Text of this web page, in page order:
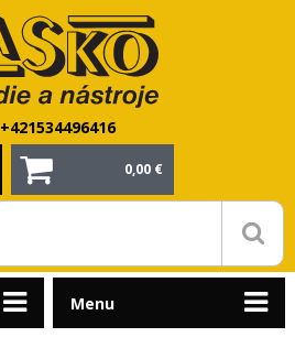
+421534496416
0,00 €
Menu